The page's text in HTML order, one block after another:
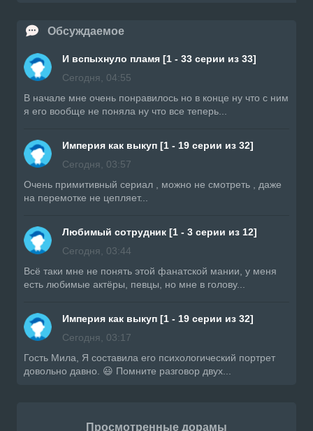
Обсуждаемое
И вспыхнуло пламя [1 - 33 серии из 33]
Сегодня, 04:55
В начале мне очень понравилось но в конце ну что с ним
я его вообще не поняла ну что все теперь...
Империя как выкуп [1 - 19 серии из 32]
Сегодня, 03:57
Очень примитивный сериал , можно не смотреть , даже
на перемотке не цепляет...
Любимый сотрудник [1 - 3 серии из 12]
Сегодня, 03:44
Всë таки мне не понять этой фанатской мании, у меня
есть любимые актёры, певцы, но мне в голову...
Империя как выкуп [1 - 19 серии из 32]
Сегодня, 03:17
Гость Мила, Я составила его психологический портрет
довольно давно. 😃 Помните разговор двух...
Просмотренные дорамы